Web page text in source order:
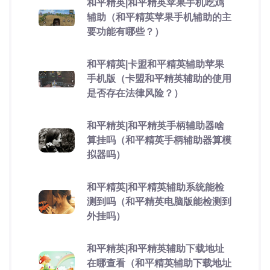
和平精英|和平精英苹果手机吃鸡
辅助（和平精英苹果手机辅助的主
要功能有哪些？）
和平精英|卡盟和平精英辅助苹果
手机版（卡盟和平精英辅助的使用
是否存在法律风险？）
和平精英|和平精英手柄辅助器啥
算挂吗（和平精英手柄辅助器算模
拟器吗）
和平精英|和平精英辅助系统能检
测到吗（和平精英电脑版能检测到
外挂吗）
和平精英|和平精英辅助下载地址
在哪查看（和平精英辅助下载地址